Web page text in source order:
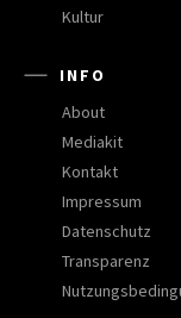
Kultur
INFO
About
Mediakit
Kontakt
Impressum
Datenschutz
Transparenz